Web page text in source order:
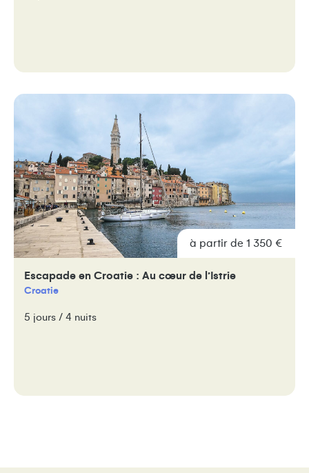
à partir de 1 350 €
Escapade en Croatie : Au cœur de l’Istrie
Croatie
5 jours / 4 nuits